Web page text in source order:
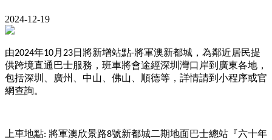
2024-12-19
由2024年10月 23日將新增站點-將軍澳新都城，為鄰近居民提
供跨境直通巴士服務，班車將會途經深圳灣口岸到廣東各地，
包括深圳、廣州、中山、佛山、順德等，詳情請到小程序或官
網查詢。
上車地點: 將軍澳欣景路8號新都城二期地面巴士總站『六十年